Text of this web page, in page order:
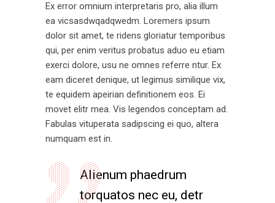
Ex error omnium interpretaris pro, alia illum
ea vicsasdwqadqwedm. Loremers ipsum
dolor sit amet, te ridens gloriatur temporibus
qui, per enim veritus probatus aduo eu etiam
exerci dolore, usu ne omnes referre ntur. Ex
eam diceret denique, ut legimus similique vix,
te equidem apeirian definitionem eos. Ei
movet elitr mea. Vis legendos conceptam ad.
Fabulas vituperata sadipscing ei quo, altera
numquam est in.
Alienum phaedrum
torquatos nec eu, detr